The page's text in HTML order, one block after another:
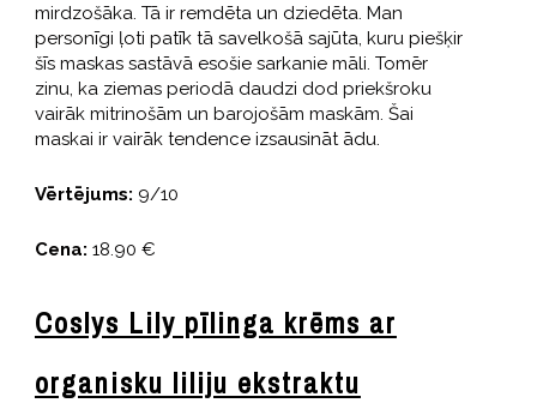
mirdzošāka. Tā ir remdēta un dziedēta. Man
personīgi ļoti patīk tā savelkošā sajūta, kuru piešķir
šīs maskas sastāvā esošie sarkanie māli. Tomēr
zinu, ka ziemas periodā daudzi dod priekšroku
vairāk mitrinošām un barojošām maskām. Šai
maskai ir vairāk tendence izsausināt ādu.
Vērtējums: 9/10
Cena: 18.90 €
Coslys Lily pīlinga krēms ar
organisku liliju ekstraktu